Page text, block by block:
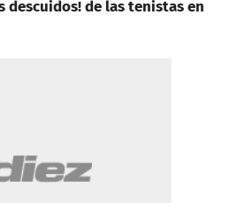
descuidos! de las tenistas en